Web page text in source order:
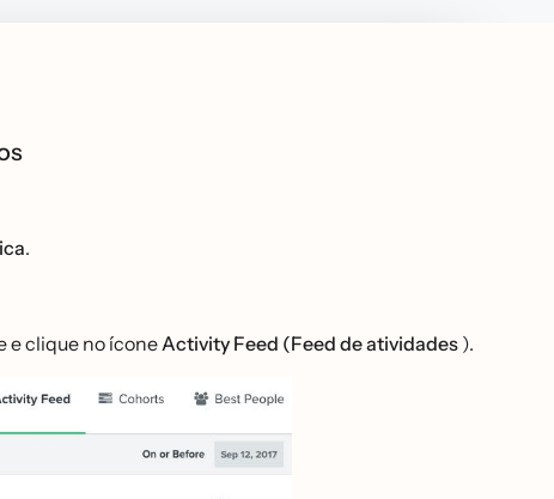
.
e clique no ícone Activity Feed (Feed de atividades ).